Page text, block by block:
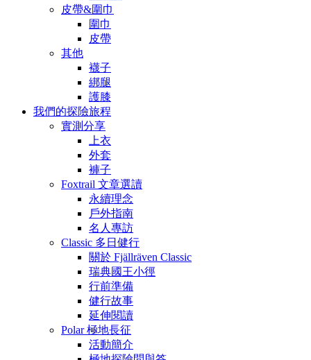
皮帶&圍巾
圍巾
皮帶
其他
襪子
綁腿
護膝
我們的探險旅程
實測分享
上衣
外套
褲子
Foxtrail 文章選讀
永續理念
戶外指南
名人專訪
Classic 多日健行
關於 Fjällräven Classic
瑞典國王小徑
行前準備
健行故事
延伸閱讀
Polar 極地長征
活動簡介